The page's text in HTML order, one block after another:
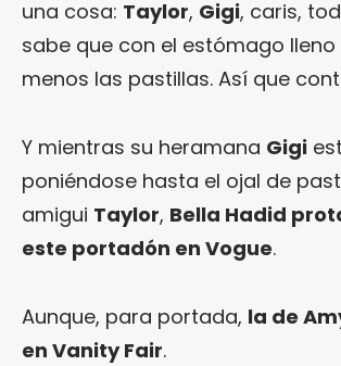
una cosa: Taylor, Gigi, caris,
sabe que con el estómago lleno
menos las pastillas. Así que
Y mientras su heramana Gigi
poniéndose hasta el ojal de
amigui Taylor, Bella Hadid
este portadón en Vogue.
Aunque, para portada, la de
en Vanity Fair.